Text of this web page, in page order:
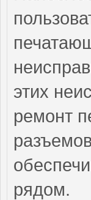
этих
ремонт
рядом.